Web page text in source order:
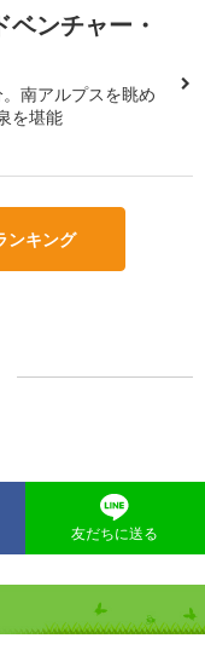
ンチャー・
南アルプスを眺め
を堪能
ンキング
友だちに送る